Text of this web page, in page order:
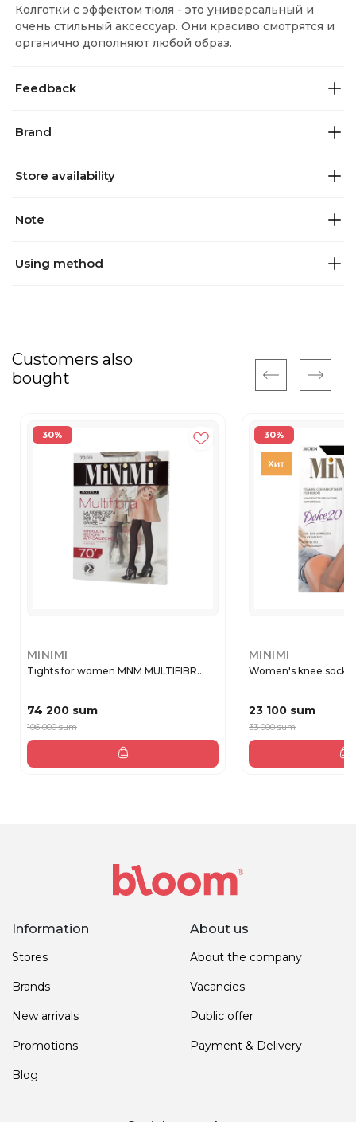
Колготки с эффектом тюля - это универсальный и
очень стильный аксессуар. Они красиво смотрятся и
органично дополняют любой образ.
Feedback
Brand
Store availability
Note
Using method
Customers also
bought
30%
MINIMI
Tights for women MNM MULTIFIBR...
74 200 sum
106 000 sum
30%
MINIMI
Women's knee socks
23 100 sum
33 000 sum
Information
Stores
Brands
New arrivals
Promotions
Blog
About us
About the company
Vacancies
Public offer
Payment & Delivery